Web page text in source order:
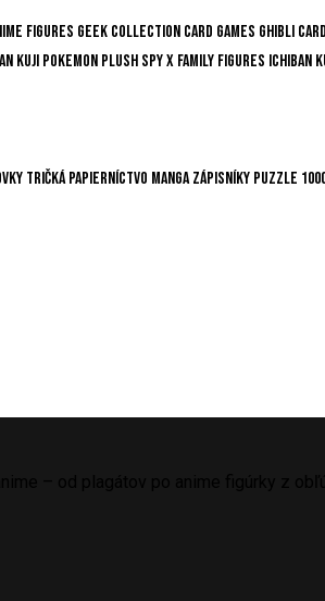
Figures Geek Collection Card Games Ghibli
Kuji Pokemon Plush Spy x Family Figures Ichiban
Tričká Papierníctvo Manga Zápisníky Puzzle